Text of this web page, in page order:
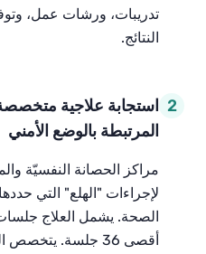
تدريبات، ورشات عمل،
النتائج.
2
استجابة علاجية
المرتبطة بالوضع الأمني
مراكز الحصانة النفسيّة
لإجراءات "الهلع" التي حددها
الصحة. يشمل العلاج
أقصى
جلسة. يتخصص